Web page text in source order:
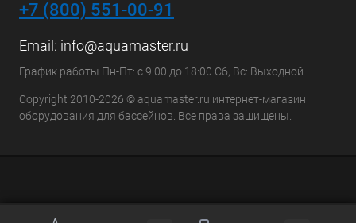
+7 (800) 551-00-91
Email: info@aquamaster.ru
График работы Пн-Пт: с 9:00 до 18:00 Сб, Вс: Выходной
Copyright 2010-2026 © aquamaster.ru интернет-магазин
оборудования для бассейнов. Все права защищены.